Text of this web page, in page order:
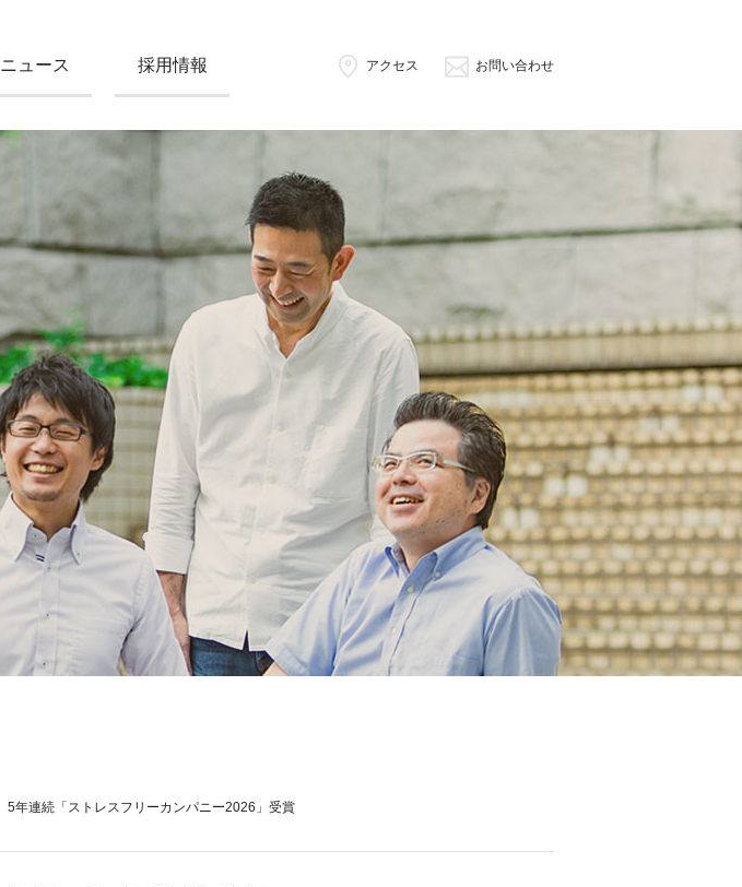
ニュース 採用情報 アクセス お問い合わせ
5年連続「ストレスフリーカンパニー2026」受賞